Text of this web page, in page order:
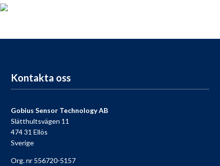
Kontakta oss
Gobius Sensor Technology AB
Slätthultsvägen 11
474 31 Ellös
Sverige
Org. nr 556720-5157